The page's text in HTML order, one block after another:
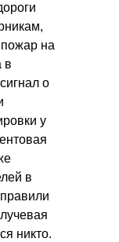
на
в
о
у
в
никто.